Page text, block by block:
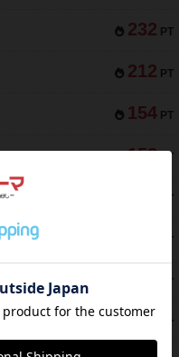
232 PT
212 PT
154 PT
152 PT
PT
PT
PT
94 PT